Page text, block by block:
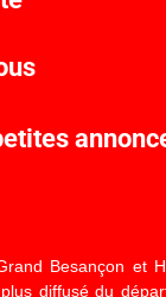
Besançon et
diffusé du